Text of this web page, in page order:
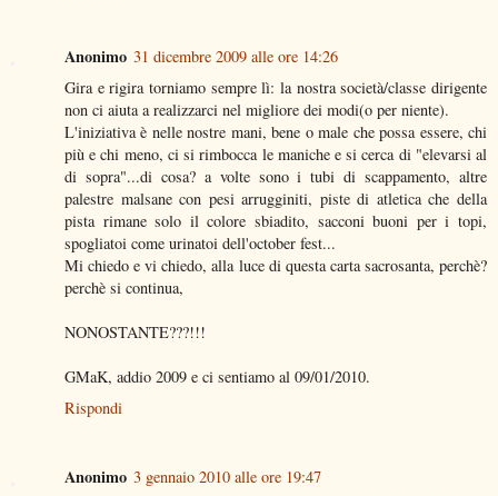
Anonimo 31 dicembre 2009 alle ore 14:26
Gira e rigira torniamo sempre lì: la nostra società/classe dirigente
non ci aiuta a realizzarci nel migliore dei modi(o per niente).
L'iniziativa è nelle nostre mani, bene o male che possa essere, chi
più e chi meno, ci si rimbocca le maniche e si cerca di "elevarsi al
di sopra"...di cosa? a volte sono i tubi di scappamento, altre
palestre malsane con pesi arrugginiti, piste di atletica che della
pista rimane solo il colore sbiadito, sacconi buoni per i topi,
spogliatoi come urinatoi dell'october fest...
Mi chiedo e vi chiedo, alla luce di questa carta sacrosanta, perchè?
perchè si continua,
NONOSTANTE???!!!
GMaK, addio 2009 e ci sentiamo al 09/01/2010.
Rispondi
Anonimo 3 gennaio 2010 alle ore 19:47